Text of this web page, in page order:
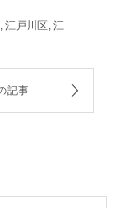
江戸川区 江